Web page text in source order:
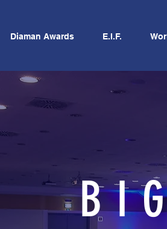
Diaman Awards E.I.F.